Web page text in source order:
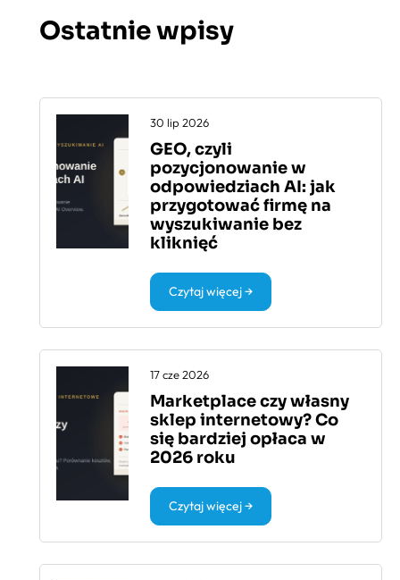
Ostatnie wpisy
30 lip 2026
GEO, czyli
pozycjonowanie w
odpowiedziach AI: jak
przygotować firmę na
wyszukiwanie bez
kliknięć
Czytaj więcej →
17 cze 2026
Marketplace czy własny
sklep internetowy? Co
się bardziej opłaca w
2026 roku
Czytaj więcej →